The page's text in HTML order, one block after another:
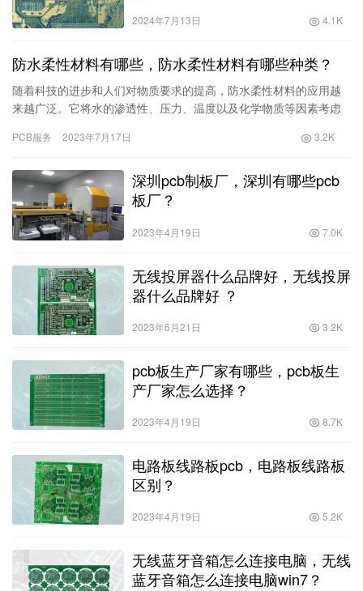
2024年7月13日 4.1K
防水柔性材料有哪些，防水柔性材料有哪些种类？
随着科技的进步和人们对物质要求的提高，防水柔性材料的应用越
来越广泛。它将水的渗透性、压力、温度以及化学物质等因素考虑
丁基橡胶防水膜丁基橡胶
PCB服务 2023年7月17日 3.2K
深圳pcb制板厂，深圳有哪些pcb
板厂？
2023年4月19日 7.0K
无线投屏器什么品牌好，无线投屏
器什么品牌好 ？
2023年6月21日 3.2K
pcb板生产厂家有哪些，pcb板生
产厂家怎么选择？
2023年4月19日 8.7K
电路板线路板pcb，电路板线路板
区别？
2023年4月19日 5.2K
无线蓝牙音箱怎么连接电脑，无线
蓝牙音箱怎么连接电脑win7？